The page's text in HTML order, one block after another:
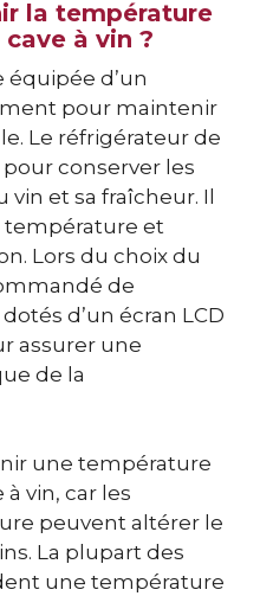
la température
à vin ?
équipée d’un
pour maintenir
Le réfrigérateur de
conserver les
vin et sa fraîcheur. Il
et
Lors du choix du
de
d’un écran LCD
assurer une
de la
une température
vin, car les
peuvent altérer le
La plupart des
une température